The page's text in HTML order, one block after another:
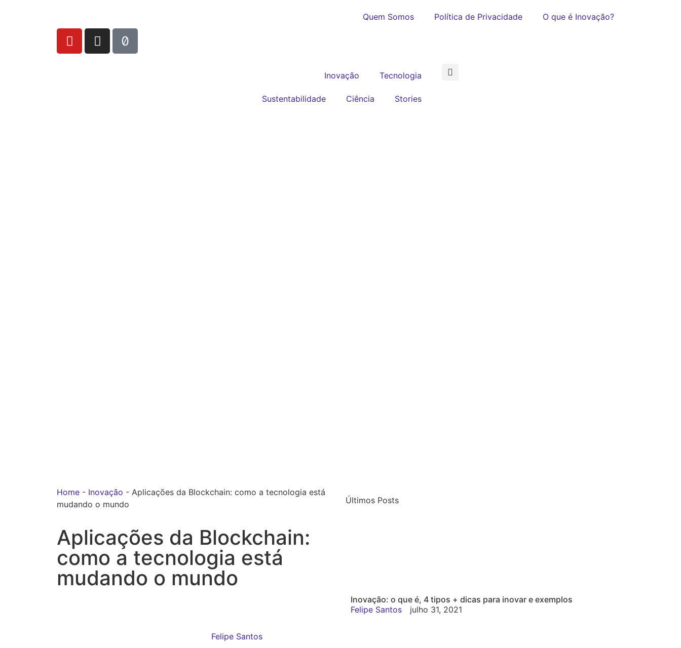
Quem Somos Política de Privacidade O que é Inovação?
Inovação Tecnologia
Sustentabilidade Ciência Stories
Home - Inovação - Aplicações da Blockchain: como a tecnologia está
mudando o mundo
Aplicações da Blockchain:
como a tecnologia está
mudando o mundo
Felipe Santos
Últimos Posts
Inovação: o que é, 4 tipos + dicas para inovar e exemplos
Felipe Santos
julho 31, 2021